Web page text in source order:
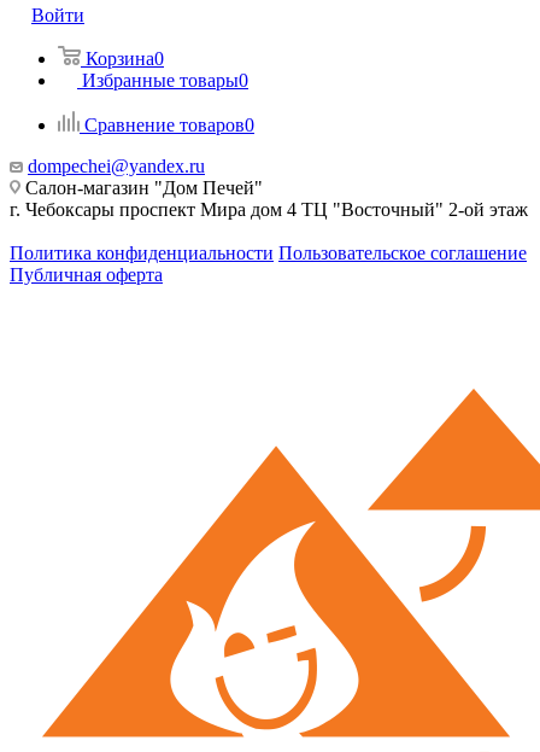
Войти
Корзина0
Избранные товары0
Сравнение товаров0
dompechei@yandex.ru
Салон-магазин "Дом Печей"
г. Чебоксары проспект Мира дом 4 ТЦ "Восточный" 2-ой этаж
Политика конфиденциальности Пользовательское соглашение
Публичная оферта